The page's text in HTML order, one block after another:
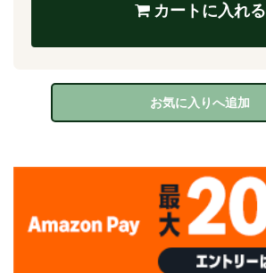
カートに入れる
お気に入りへ追加